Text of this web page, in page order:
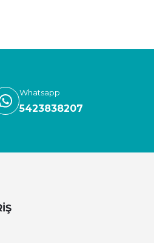
Whatsapp
5423838207